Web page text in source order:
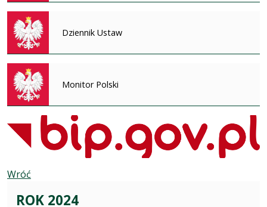
Dziennik Ustaw
Monitor Polski
Wróć
ROK 2024